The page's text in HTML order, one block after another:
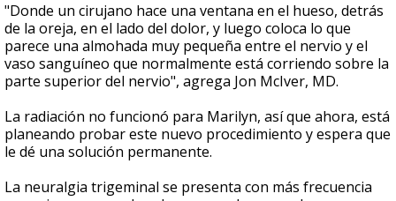
"Donde un cirujano hace una ventana en el hueso, detrás
de la oreja, en el lado del dolor, y luego coloca lo que
parece una almohada muy pequeña entre el nervio y el
vaso sanguíneo que normalmente está corriendo sobre la
parte superior del nervio", agrega Jon McIver, MD.
La radiación no funcionó para Marilyn, así que ahora, está
planeando probar este nuevo procedimiento y espera que
le dé una solución permanente.
La neuralgia trigeminal se presenta con más frecuencia